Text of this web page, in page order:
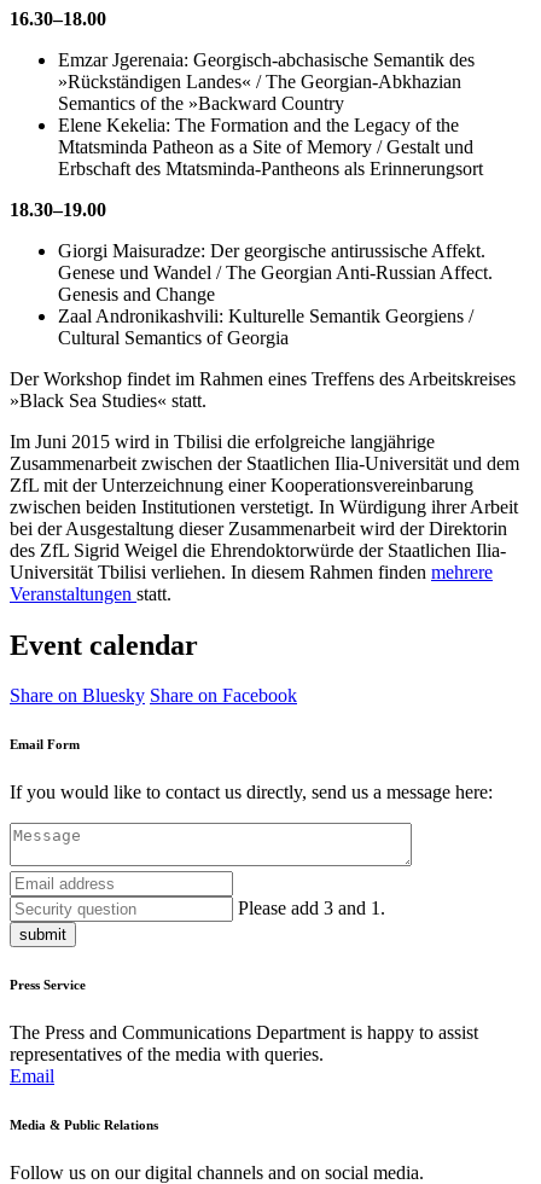
16.30–18.00
Emzar Jgerenaia: Georgisch-abchasische Semantik des
»Rückständigen Landes« / The Georgian-Abkhazian
Semantics of the »Backward Country
Elene Kekelia: The Formation and the Legacy of the
Mtatsminda Patheon as a Site of Memory / Gestalt und
Erbschaft des Mtatsminda-Pantheons als Erinnerungsort
18.30–19.00
Giorgi Maisuradze: Der georgische antirussische Affekt.
Genese und Wandel / The Georgian Anti-Russian Affect.
Genesis and Change
Zaal Andronikashvili: Kulturelle Semantik Georgiens /
Cultural Semantics of Georgia
Der Workshop findet im Rahmen eines Treffens des Arbeitskreises
»Black Sea Studies« statt.
Im Juni 2015 wird in Tbilisi die erfolgreiche langjährige
Zusammenarbeit zwischen der Staatlichen Ilia-Universität und dem
ZfL mit der Unterzeichnung einer Kooperationsvereinbarung
zwischen beiden Institutionen verstetigt. In Würdigung ihrer Arbeit
bei der Ausgestaltung dieser Zusammenarbeit wird der Direktorin
des ZfL Sigrid Weigel die Ehrendoktorwürde der Staatlichen Ilia-
Universität Tbilisi verliehen. In diesem Rahmen finden mehrere
Veranstaltungen statt.
Event calendar
Share on Bluesky Share on Facebook
Email Form
If you would like to contact us directly, send us a message here:
Please add 3 and 1.
submit
Press Service
The Press and Communications Department is happy to assist
representatives of the media with queries.
Email
Media & Public Relations
Follow us on our digital channels and on social media.